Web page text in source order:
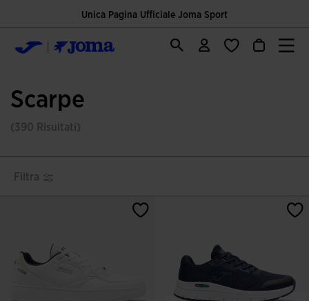
Unica Pagina Ufficiale Joma Sport
Scarpe
(390 Risultati)
Filtra